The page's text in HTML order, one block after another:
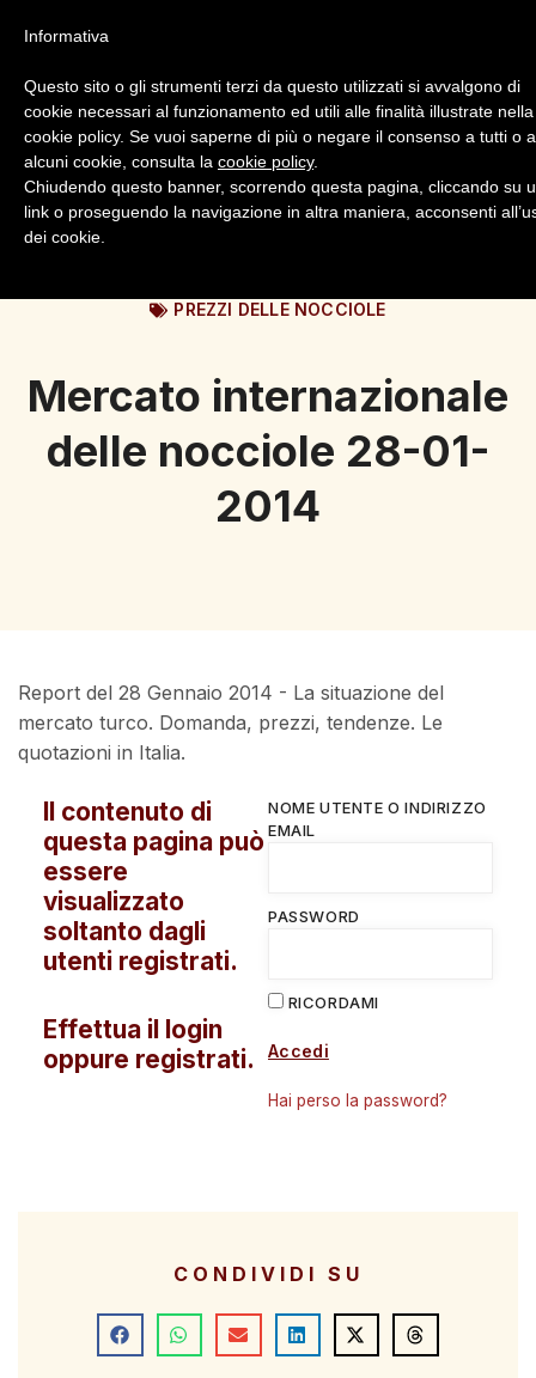
Login Registrazione
PREZZI DELLE NOCCIOLE
Mercato internazionale
delle nocciole 28-01-
2014
Report del 28 Gennaio 2014 - La situazione del
mercato turco. Domanda, prezzi, tendenze. Le
quotazioni in Italia.
Il contenuto di
questa pagina può
essere
visualizzato
soltanto dagli
utenti registrati.
Effettua il login
oppure registrati.
NOME UTENTE O INDIRIZZO
EMAIL
PASSWORD
RICORDAMI
Accedi
Hai perso la password?
CONDIVIDI SU
Informativa
Questo sito o gli strumenti terzi da questo utilizzati si avvalgono di
cookie necessari al funzionamento ed utili alle finalità illustrate nella
cookie policy. Se vuoi saperne di più o negare il consenso a tutti o
alcuni cookie, consulta la cookie policy.
Chiudendo questo banner, scorrendo questa pagina, cliccando su
link o proseguendo la navigazione in altra maniera, acconsenti
dei cookie.